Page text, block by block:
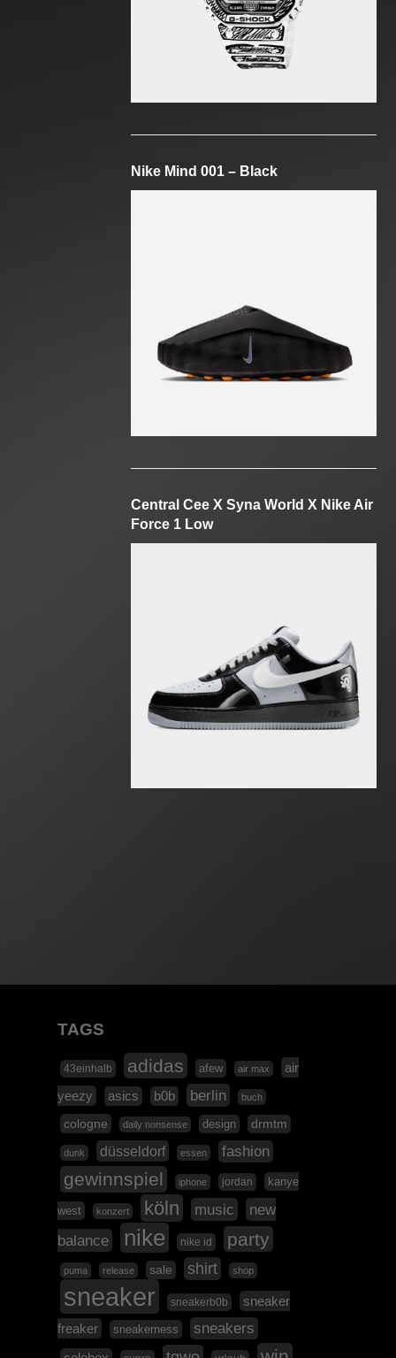
Nike Mind 001 – Black
Central Cee X Syna World X Nike Air
Force 1 Low
TAGS
43einhalb adidas afew air max
air
yeezy
asics b0b berlin buch
cologne daily nonsense design drmtm
dunk düsseldorf essen fashion
gewinnspiel iphone jordan kanye
west konzert köln music
new
balance
nike nike id party
puma release sale shirt shop
sneaker sneakerb0b
sneaker
freaker
sneakerness sneakers